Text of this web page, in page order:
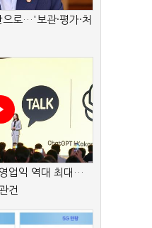
로…'보관·평가·처
업익 역대 최대…
건